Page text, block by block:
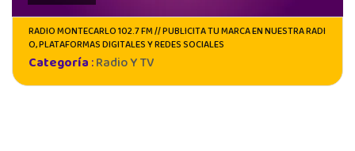
RADIO MONTECARLO 102.7 FM // PUBLICITA TU MARCA EN NUESTRA RADI
O, PLATAFORMAS DIGITALES Y REDES SOCIALES
Categoría:Radio Y TV